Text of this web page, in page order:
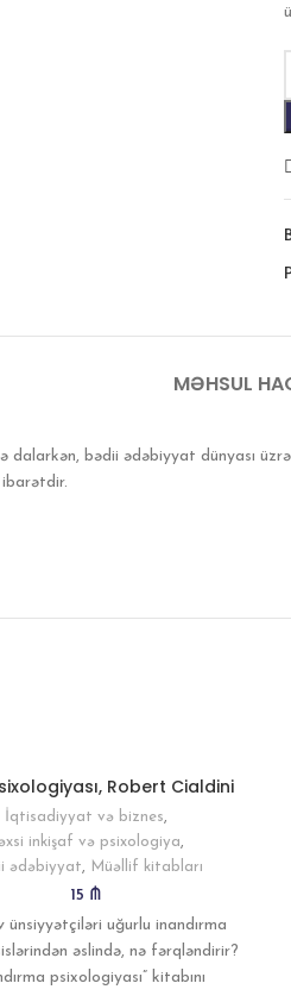
MƏHSUL
bədii ədəbiyyat dünyası
Robert Cialdini
İqtisadiyyat və biznes,
inkişaf və psixologiya,
ədəbiyyat, Müəllif kitabları
15 ₼
ünsiyyətçiləri uğurlu inandırma
əslində, nə fərqləndirir?
psixologiyası” kitabını